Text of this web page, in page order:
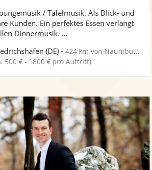
Fotos
5
Sternen
/ Tafelmusik. Als Blick- und
Kunden. Ein perfektes Essen verlangt
Dinnermusik. ...
(DE) -424 km von Naumburg
500 € - 1800 € pro Auftritt)